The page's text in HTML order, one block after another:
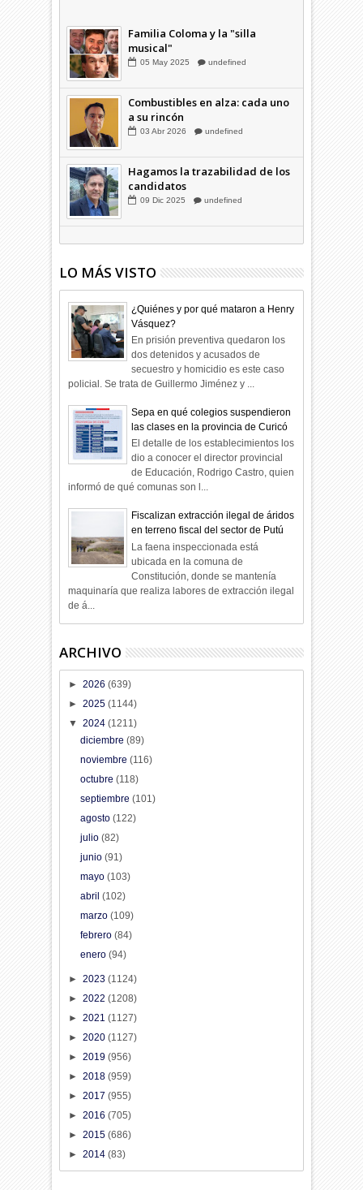
Familia Coloma y la "silla
musical"
Combustibles en alza: cada uno
a su rincón
Hagamos la trazabilidad de los
candidatos
LO MÁS VISTO
¿Quiénes y por qué mataron a Henry
Vásquez?
En prisión preventiva quedaron los
dos detenidos y acusados de
secuestro y homicidio es este caso
policial. Se trata de Guillermo Jiménez y ...
Sepa en qué colegios suspendieron
las clases en la provincia de Curicó
El detalle de los establecimientos los
dio a conocer el director provincial
de Educación, Rodrigo Castro, quien
informó de qué comunas son l...
Fiscalizan extracción ilegal de áridos
en terreno fiscal del sector de Putú
La faena inspeccionada está
ubicada en la comuna de
Constitución, donde se mantenía
maquinaría que realiza labores de extracción ilegal
de á...
ARCHIVO
►2026(639)
►2025(1144)
▼2024(1211)
diciembre (89)
noviembre (116)
octubre (118)
septiembre (101)
agosto (122)
julio (82)
junio (91)
mayo (103)
abril (102)
marzo (109)
febrero (84)
enero (94)
►2023(1124)
►2022(1208)
►2021(1127)
►2020(1127)
►2019(956)
►2018(959)
►2017(955)
►2016(705)
►2015(686)
►2014(83)